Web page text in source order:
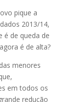
pique a
2013/14,
é de queda de
é de alta?
menores
em todos os
redução